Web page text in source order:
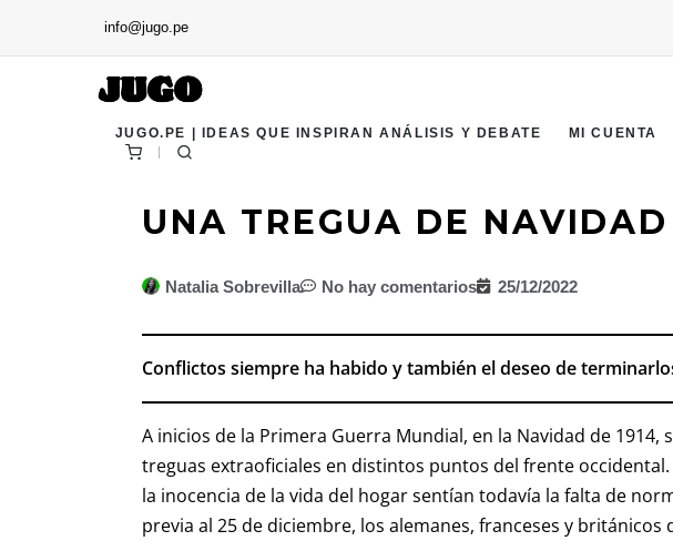
info@jugo.pe
JUGO.PE | IDEAS QUE INSPIRAN ANÁLISIS Y DEBATE MI CUENTA
UNA TREGUA DE NAVIDAD
Natalia Sobrevilla No hay comentarios 25/12/2022
Conflictos siempre ha habido y también el deseo de
A inicios de la Primera Guerra Mundial, en la Navidad de
treguas extraoficiales en distintos puntos del frente
la inocencia de la vida del hogar sentían todavía la falta de
previa al 25 de diciembre, los alemanes, franceses y